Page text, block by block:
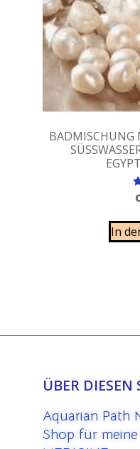
BADMISCHUNG
In
ÜBER DIESEN
Aquarian Path
Shop für